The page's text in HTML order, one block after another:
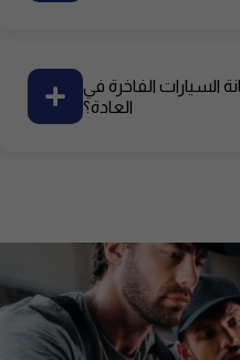
الفاخرة في
العادة؟